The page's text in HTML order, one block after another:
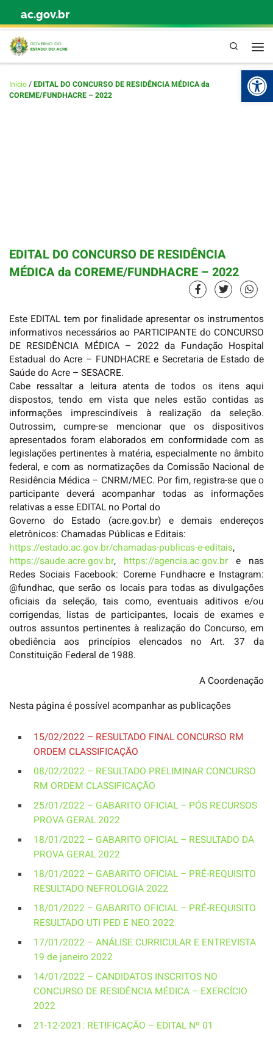
Skip to content
ac.gov.br
Pesquisa
Início/EDITAL DO CONCURSO DE RESIDÊNCIA MÉDICA da
COREME/FUNDHACRE – 2022
EDITAL DO CONCURSO DE RESIDÊNCIA
MÉDICA da COREME/FUNDHACRE – 2022
Este EDITAL tem por finalidade apresentar os instrumentos
informativos necessários ao PARTICIPANTE do CONCURSO
DE RESIDÊNCIA MÉDICA – 2022 da Fundação Hospital
Estadual do Acre – FUNDHACRE e Secretaria de Estado de
Saúde do Acre – SESACRE.
Cabe ressaltar a leitura atenta de todos os itens aqui
dispostos, tendo em vista que neles estão contidas as
informações imprescindíveis à realização da seleção.
Outrossim, cumpre-se mencionar que os dispositivos
apresentados foram elaborados em conformidade com as
legislações pertinentes à matéria, especialmente no âmbito
federal, e com as normatizações da Comissão Nacional de
Residência Médica – CNRM/MEC. Por fim, registra-se que o
participante deverá acompanhar todas as informações
relativas a esse EDITAL no Portal do
Governo do Estado (acre.gov.br) e demais endereços
eletrônicos: Chamadas Públicas e Editais:
https://estado.ac.gov.br/chamadas-publicas-e-editais,
https://saude.acre.gov.br, https://agencia.ac.gov.br e nas
Redes Sociais Facebook: Coreme Fundhacre e Instagram:
@fundhac, que serão os locais para todas as divulgações
oficiais da seleção, tais como, eventuais aditivos e/ou
corrigendas, listas de participantes, locais de exames e
outros assuntos pertinentes à realização do Concurso, em
obediência aos princípios elencados no Art. 37 da
Constituição Federal de 1988.
A Coordenação
Nesta página é possível acompanhar as publicações
15/02/2022 – RESULTADO FINAL CONCURSO RM
ORDEM CLASSIFICAÇÃO
08/02/2022 – RESULTADO PRELIMINAR CONCURSO
RM ORDEM CLASSIFICAÇÃO
25/01/2022 – GABARITO OFICIAL – PÓS RECURSOS
PROVA GERAL 2022
18/01/2022 – GABARITO OFICIAL – RESULTADO DA
PROVA GERAL 2022
18/01/2022 – GABARITO OFICIAL – PRÉ-REQUISITO
RESULTADO NEFROLOGIA 2022
18/01/2022 – GABARITO OFICIAL – PRÉ-REQUISITO
RESULTADO UTI PED E NEO 2022
17/01/2022 – ANÁLISE CURRICULAR E ENTREVISTA
19 de janeiro 2022
14/01/2022 – CANDIDATOS INSCRITOS NO
CONCURSO DE RESIDÊNCIA MÉDICA – EXERCÍCIO
2022
21-12-2021: RETIFICAÇÃO – EDITAL Nº 01